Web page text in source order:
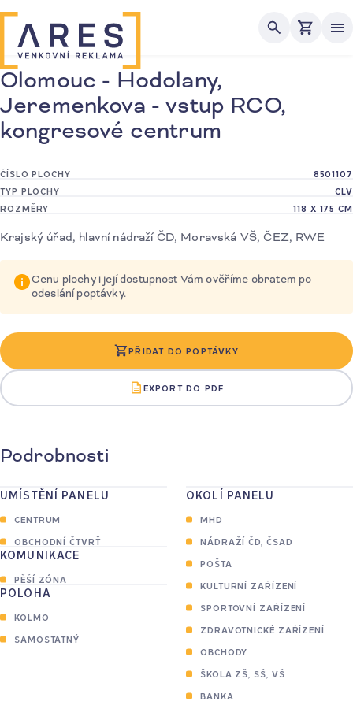
Olomouc - Hodolany,
Jeremenkova - vstup RCO,
kongresové centrum
ČÍSLO PLOCHY
8501107
TYP PLOCHY
CLV
ROZMĚRY
118 X 175 CM
Krajský úřad, hlavní nádraží ČD, Moravská VŠ, ČEZ, RWE
Cenu plochy i její dostupnost Vám ověříme obratem po
odeslání poptávky.
PŘIDAT DO POPTÁVKY
EXPORT DO PDF
Podrobnosti
UMÍSTĚNÍ PANELU
CENTRUM
OBCHODNÍ ČTVRŤ
KOMUNIKACE
PĚŠÍ ZÓNA
POLOHA
KOLMO
SAMOSTATNÝ
OKOLÍ PANELU
MHD
NÁDRAŽÍ ČD, ČSAD
POŠTA
KULTURNÍ ZAŘÍZENÍ
SPORTOVNÍ ZAŘÍZENÍ
ZDRAVOTNICKÉ ZAŘÍZENÍ
OBCHODY
ŠKOLA ZŠ, SŠ, VŠ
BANKA